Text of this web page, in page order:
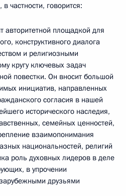
частности, говорится:
авторитетной площадкой для
конструктивного диалога
и религиозными
кругу ключевых задач
повестки. Он вносит большой
инициатив, направленных
согласия в нашей
исторического наследия,
семейных ценностей,
взаимопонимания
национальностей, религий
роль духовных лидеров в деле
в упрочении
друзьями